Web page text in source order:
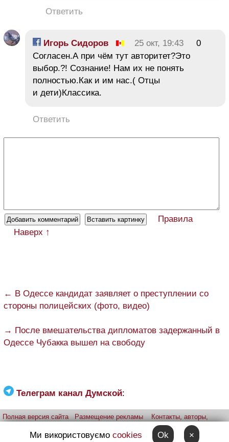
Ответить
Игорь Сидоров 25 окт, 19:43
0
Согласен.А при чём тут авторитет?Это
выбор.?! Сознание! Нам их не понять
полностью.Как и им нас.( Отцы
и дети)Классика.
Ответить
Правила
Наверх ↑
← В Одессе кандидат заявляет о преступлении со
стороны полицейских (фото, видео)
→ После вмешательства дипломатов задержанный в
Одессе Чубакка вышел на свободу
Телеграм канал Думской:
Полная версия сайта Размещение рекламы
Контакты, авторы,
iPhone
Прислать фото через telegram
Patreon
Ми використовуємо cookies Ok ×